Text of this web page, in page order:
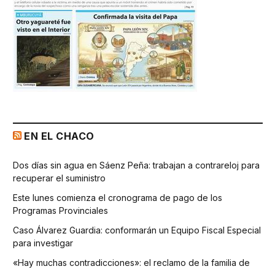
EN EL CHACO
Dos días sin agua en Sáenz Peña: trabajan a contrareloj para
recuperar el suministro
Este lunes comienza el cronograma de pago de los
Programas Provinciales
Caso Álvarez Guardia: conformarán un Equipo Fiscal Especial
para investigar
«Hay muchas contradicciones»: el reclamo de la familia de